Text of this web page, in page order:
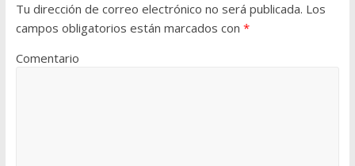
Tu dirección de correo electrónico no será publicada. Los
campos obligatorios están marcados con *
Comentario